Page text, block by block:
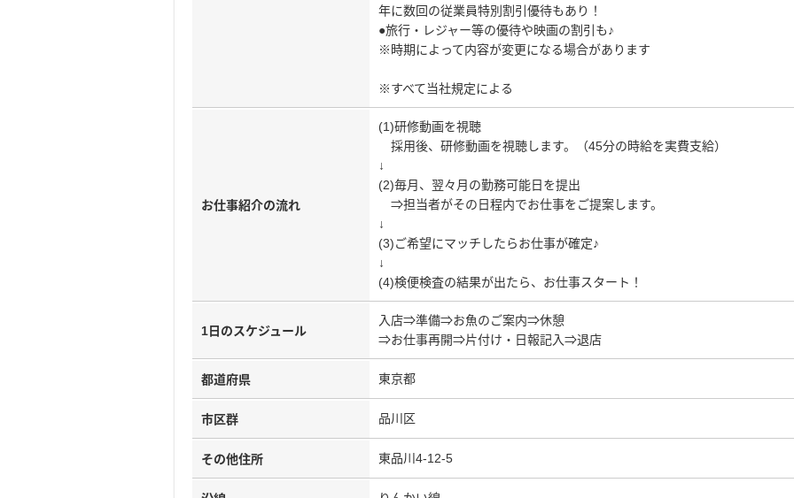
年に数回の従業員特別割引優待もあり！
●旅行・レジャー等の優待や映画の割引も♪
※時期によって内容が変更になる場合があります
※すべて当社規定による
お仕事紹介の流れ
(1)研修動画を視聴
採用後、研修動画を視聴します。（45分の時給を実費支給）
↓
(2)毎月、翌々月の勤務可能日を提出
⇒担当者がその日程内でお仕事をご提案します。
↓
(3)ご希望にマッチしたらお仕事が確定♪
↓
(4)検便検査の結果が出たら、お仕事スタート！
1日のスケジュール
入店⇒準備⇒お魚のご案内⇒休憩
⇒お仕事再開⇒片付け・日報記入⇒退店
都道府県 東京都
市区群 品川区
その他住所 東品川4-12-5